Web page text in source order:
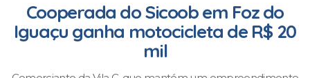
Cooperada do Sicoob em Foz do
Iguaçu ganha motocicleta de R$ 20
mil